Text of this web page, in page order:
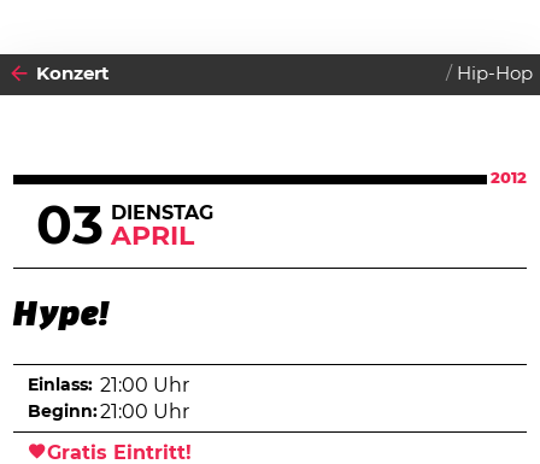
Konzert Hip-Hop
2012
03 DIENSTAG
APRIL
Hype!
Einlass: 21:00 Uhr
Beginn:21:00 Uhr
Gratis Eintritt!